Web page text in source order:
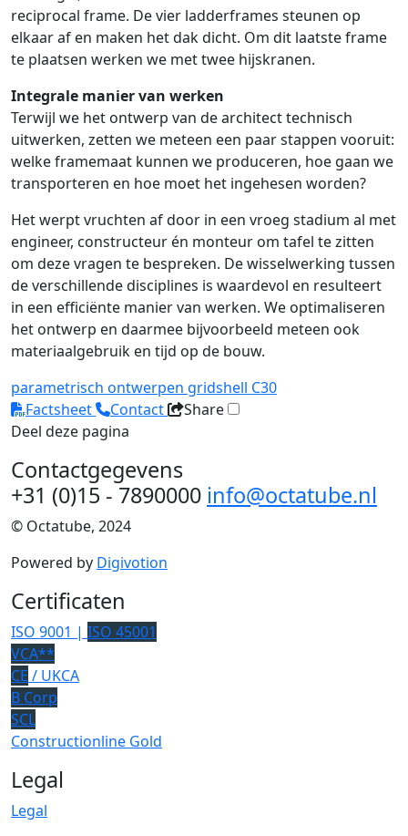
reciprocal frame. De vier ladderframes steunen op
elkaar af en maken het dak dicht. Om dit laatste frame
te plaatsen werken we met twee hijskranen.
Integrale manier van werken
Terwijl we het ontwerp van de architect technisch
uitwerken, zetten we meteen een paar stappen vooruit:
welke framemaat kunnen we produceren, hoe gaan we
transporteren en hoe moet het ingehesen worden?
Het werpt vruchten af door in een vroeg stadium al met
engineer, constructeur én monteur om tafel te zitten
om deze vragen te bespreken. De wisselwerking tussen
de verschillende disciplines is waardevol en resulteert
in een efficiënte manier van werken. We optimaliseren
het ontwerp en daarmee bijvoorbeeld meteen ook
materiaalgebruik en tijd op de bouw.
parametrisch ontwerpen gridshell C30
Factsheet
Contact
Share
Deel deze pagina
Contactgegevens
+31 (0)15 - 7890000 info@octatube.nl
© Octatube, 2024
Powered by Digivotion
Certificaten
ISO 9001 | ISO 45001
VCA**
CE / UKCA
B Corp
SCL
Constructionline Gold
Legal
Legal